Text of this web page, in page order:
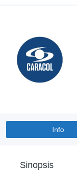
Info
Sinopsis